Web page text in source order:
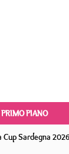
PIANO
Cup Sardegna